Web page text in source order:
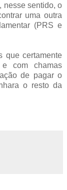
nesse sentido, o
uma outra
(PRS e
que certamente
com chamas
de pagar o
o resto da